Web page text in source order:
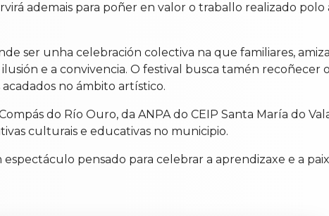
ademais para poñer en valor o traballo realizado
ser unha celebración colectiva na que familiares,
e a convivencia. O festival busca tamén recoñecer
no ámbito artístico.
do Río Ouro, da ANPA do CEIP Santa María do
culturais e educativas no municipio.
pensado para celebrar a aprendizaxe e a